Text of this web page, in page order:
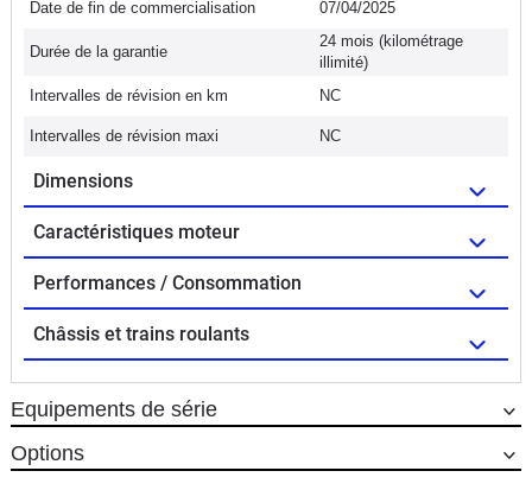
Date de fin de commercialisation 07/04/2025
Durée de la garantie
24 mois (kilométrage
illimité)
Intervalles de révision en km
NC
Intervalles de révision maxi NC
Dimensions
Caractéristiques moteur
Performances / Consommation
Châssis et trains roulants
Equipements de série
Options